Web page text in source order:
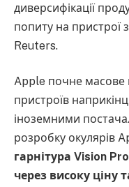
диверсифікації
попиту на пристрої
Reuters.
Apple почне масове
пристроїв
іноземними
розробку окулярів
гарнітура Vision
через високу ціну